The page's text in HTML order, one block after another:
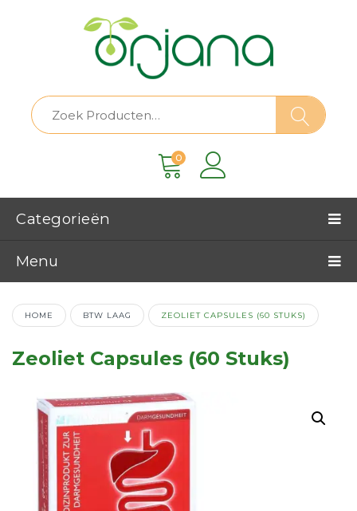
0
Categorieën
Menu
HOME BTW LAAG ZEOLIET CAPSULES (60 STUKS)
Zeoliet Capsules (60 Stuks)